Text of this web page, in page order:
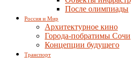
После олимпиады
Россия и Мир
Архитектурное кино
Города-побратимы Сочи
Концепции будущего
Транспорт